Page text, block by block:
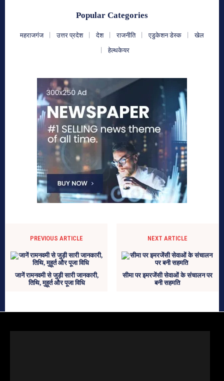
Popular Categories
महराजगंज उत्तर प्रदेश देश राजनीति एडुकेशन डेस्क
खेल
हेल्थकेयर
PREVIOUS ARTICLE
जानें रामनवमी से जुड़ी सारी जानकारी,
तिथि, मुहूर्त और पूजा विधि
NEXT ARTICLE
सीमा पर इमरजेंसी सेवाओं के संचालन पर
बनी सहमति